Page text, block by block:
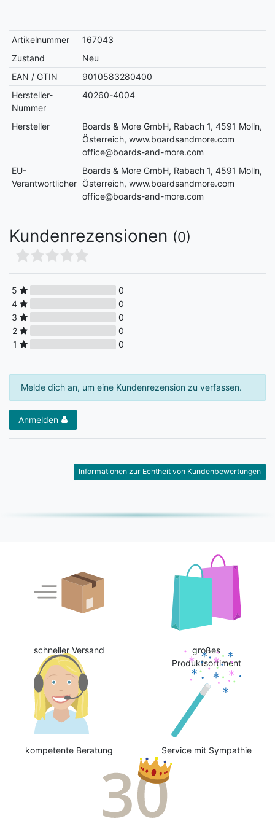
Artikelnummer
167043
Zustand
Neu
EAN / GTIN
9010583280400
Hersteller-
Nummer
40260-4004
Hersteller
Boards & More GmbH, Rabach 1, 4591 Molln,
Österreich, www.boardsandmore.com
office@boards-and-more.com
EU-
Verantwortlicher
Boards & More GmbH, Rabach 1, 4591 Molln,
Österreich, www.boardsandmore.com
office@boards-and-more.com
Kundenrezensionen (0)
5
0
4
0
3
0
2
0
1
0
Melde dich an, um eine Kundenrezension zu verfassen.
Anmelden
Informationen zur Echtheit von Kundenbewertungen
schneller Versand
großes
Produktsortiment
kompetente Beratung Service mit Sympathie